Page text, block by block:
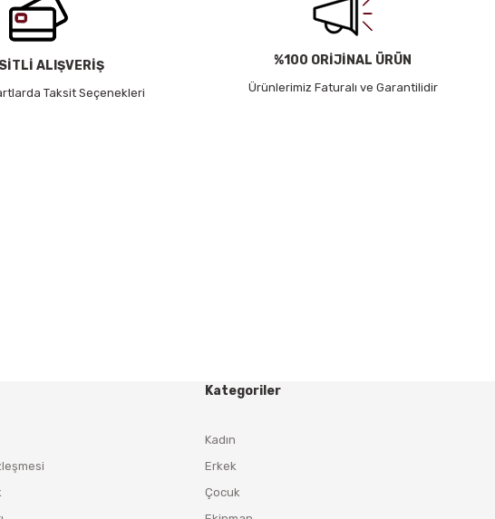
ALIŞVERİŞ
Taksit Seçenekleri
%100 ORİJİNAL ÜRÜN
Ürünlerimiz Faturalı ve Garantilidir
Kategoriler
Kadın
Erkek
Çocuk